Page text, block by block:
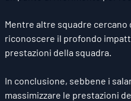
Mentre altre squadre
riconoscere il profondo
prestazioni della squadra.
In conclusione, sebbene i
massimizzare le prestazioni